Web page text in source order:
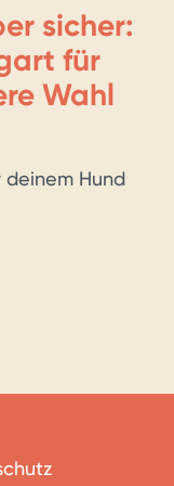
sicher:
für
Wahl
Hund